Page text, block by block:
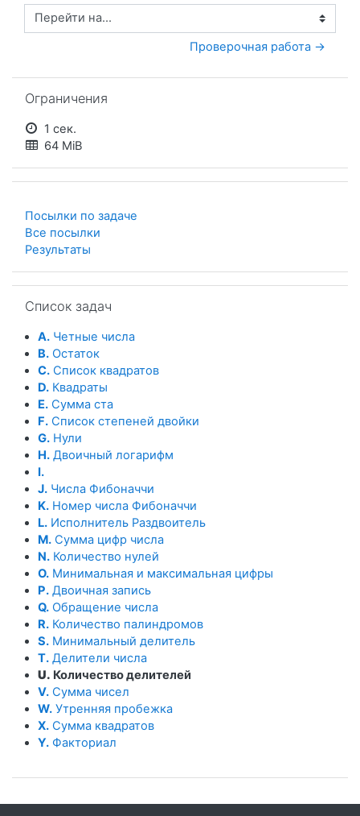
Перейти на...
Проверочная работа →
Ограничения
1 сек.
64 MiB
Посылки по задаче
Все посылки
Результаты
Список задач
A. Четные числа
B. Остаток
C. Список квадратов
D. Квадраты
E. Сумма ста
F. Список степеней двойки
G. Нули
H. Двоичный логарифм
I.
J. Числа Фибоначчи
K. Номер числа Фибоначчи
L. Исполнитель Раздвоитель
M. Сумма цифр числа
N. Количество нулей
O. Минимальная и максимальная цифры
P. Двоичная запись
Q. Обращение числа
R. Количество палиндромов
S. Минимальный делитель
T. Делители числа
U. Количество делителей
V. Сумма чисел
W. Утренняя пробежка
X. Сумма квадратов
Y. Факториал